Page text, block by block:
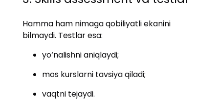
Hamma ham nimaga qobiliyatli ekanini
bilmaydi. Testlar esa:
yo‘nalishni aniqlaydi;
mos kurslarni tavsiya qiladi;
vaqtni tejaydi.